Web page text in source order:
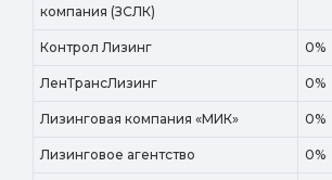
компания (ЗСЛК)
Контрол Лизинг 0%
ЛенТрансЛизинг 0%
Лизинговая компания «МИК» 0%
Лизинговое агентство 0%